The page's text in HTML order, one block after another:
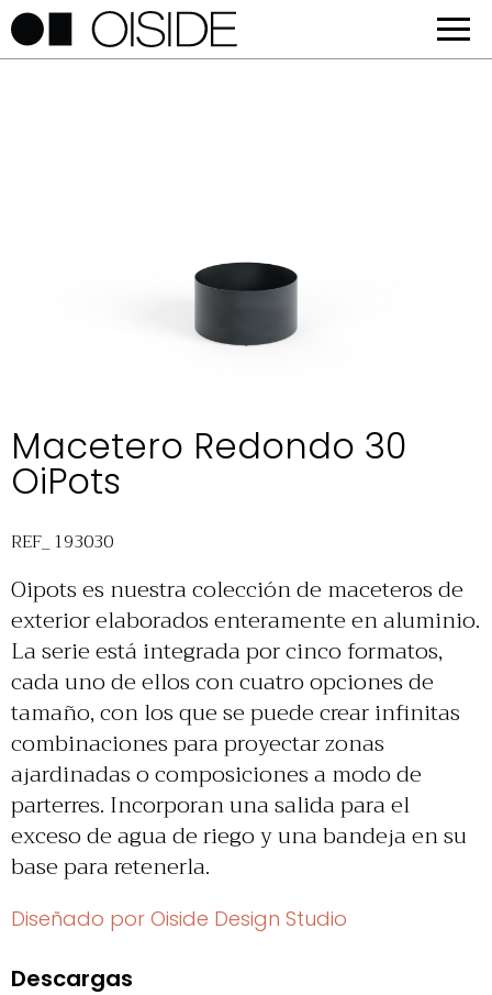
Macetero Redondo 30
OiPots
REF_ 193030
Oipots es nuestra colección de maceteros de
exterior elaborados enteramente en aluminio.
La serie está integrada por cinco formatos,
cada uno de ellos con cuatro opciones de
tamaño, con los que se puede crear infinitas
combinaciones para proyectar zonas
ajardinadas o composiciones a modo de
parterres. Incorporan una salida para el
exceso de agua de riego y una bandeja en su
base para retenerla.
Diseñado por Oiside Design Studio
Descargas